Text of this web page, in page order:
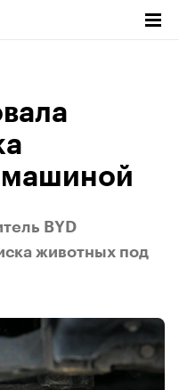
BYD
животных под